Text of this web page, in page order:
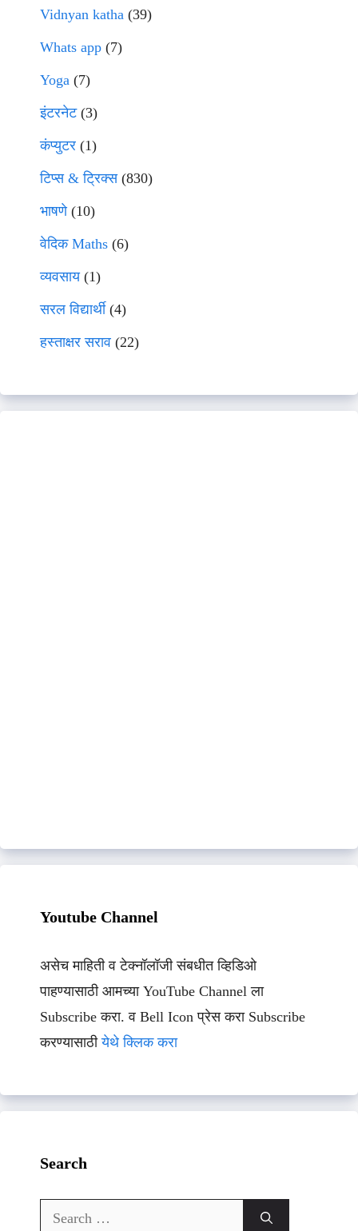
Vidnyan katha (39)
Whats app (7)
Yoga (7)
इंटरनेट(3)
कंप्युटर (1)
टिप्स & ट्रिक्स(830)
भाषणे(10)
वेदिक Maths (6)
व्यवसाय(1)
सरल विद्यार्थी(4)
हस्ताक्षर सराव (22)
Youtube Channel
असेच माहिती व टेक्नॉलॉजी संबधीत व्हिडिओ
पाहण्यासाठी आमच्या YouTube Channel ला
Subscribe करा. व Bell Icon प्रेस करा Subscribe
करण्यासाठीयेथे क्लिक करा
Search
Search